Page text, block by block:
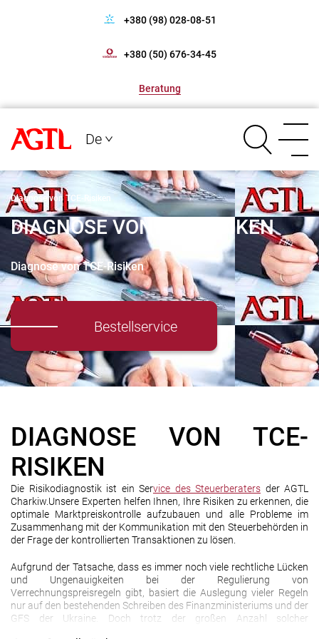
+380 (98) 028-08-51
+380 (50) 676-34-45
Beratung
De
Diagnose von TCE-Risiken
DIAGNOSE VON TCE-RISIKEN
Diagnose von TCE-Risiken
Bestellservice
DIAGNOSE VON TCE-
RISIKEN
Die Risikodiagnostik ist ein Service des Steuerberaters der AGTL
Charkiw.Unsere Experten helfen Ihnen, Ihre Risiken zu erkennen, die
optimale Marktpreiskontrolle aufzubauen und alle Probleme im
Zusammenhang mit der Kommunikation mit den Steuerbehörden in
der Frage der kontrollierten Transaktionen zu lösen.
Aufgrund der Tatsache, dass es immer noch viele rechtliche Lücken
und Ungenauigkeiten bei der Regulierung von
Verrechnungspreisregeln gibt, basiert die Auslegung vieler Regeln
nur auf den bestehenden Schreiben des Finanzministeriums und der
GFS der Ukraine. Doch trotz der großen Anzahl solcher